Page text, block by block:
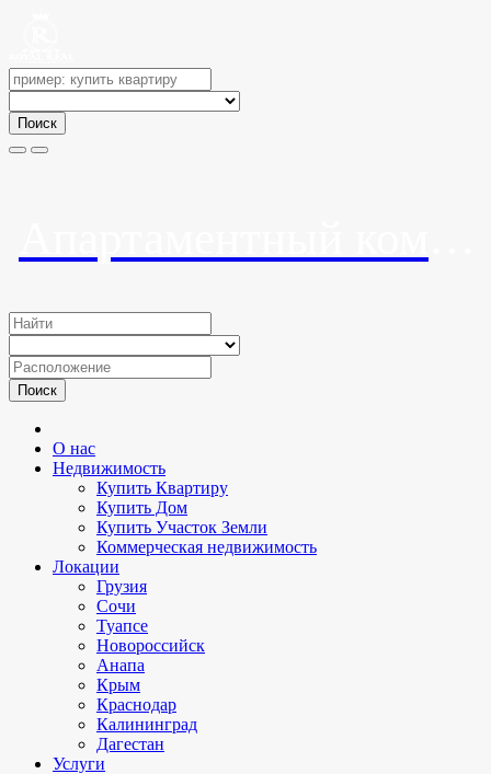
Поиск
Поиск
О нас
Недвижимость
Купить Квартиру
Купить Дом
Купить Участок Земли
Коммерческая недвижимость
Локации
Грузия
Сочи
Туапсе
Новороссийск
Анапа
Крым
Краснодар
Калининград
Дагестан
Услуги